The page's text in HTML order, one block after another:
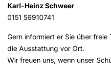
Karl-Heinz Schweer
0151 56910741
Gern informiert er Sie über freie
die Ausstattung vor Ort.
Wir freuen uns, wenn unser